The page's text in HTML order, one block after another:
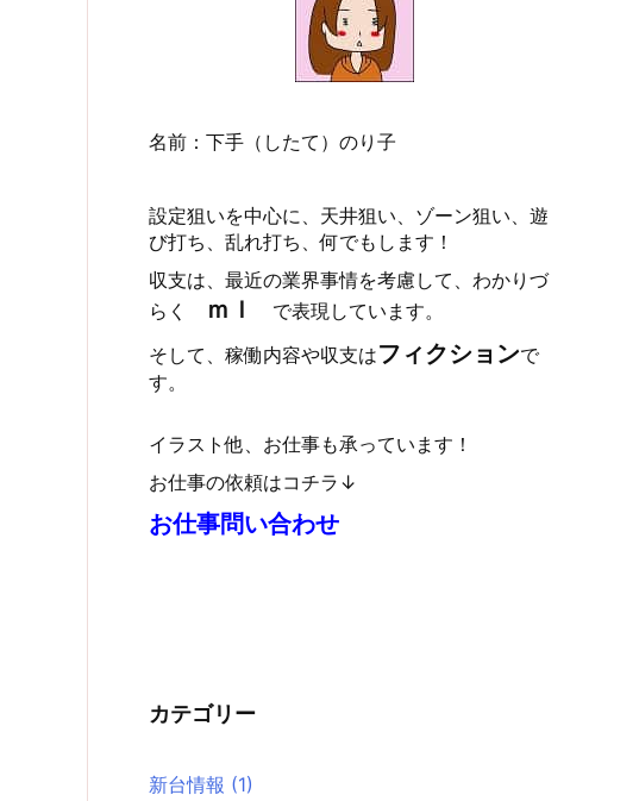
名前：下手（したて）のり子
設定狙いを中心に、天井狙い、ゾーン狙い、遊
び打ち、乱れ打ち、何でもします！
収支は、最近の業界事情を考慮して、わかりづ
らく
ｍｌ
で表現しています。
そして、稼働内容や収支はフィクションで
す。
イラスト他、お仕事も承っています！
お仕事の依頼はコチラ↓
お仕事問い合わせ
カテゴリー
新台情報 (1)